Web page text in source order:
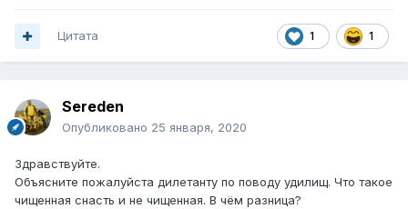
1 1
Цитата
Sereden
Опубликовано 25 января, 2020
Здравствуйте.
Объясните пожалуйста дилетанту по поводу удилищ. Что такое
чищенная снасть и не чищенная. В чём разница?